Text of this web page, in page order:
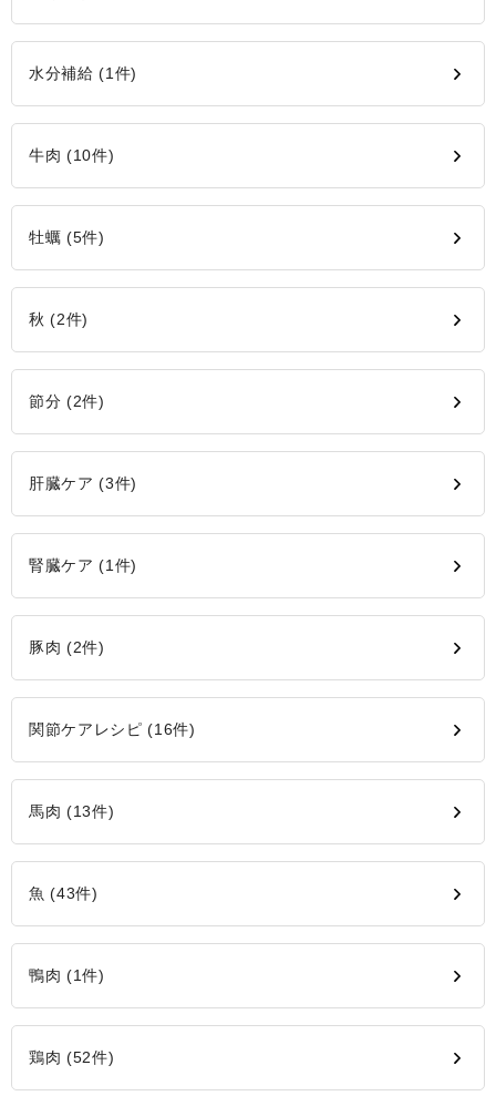
水分補給 (1件)
牛肉 (10件)
牡蠣 (5件)
秋 (2件)
節分 (2件)
肝臓ケア (3件)
腎臓ケア (1件)
豚肉 (2件)
関節ケアレシピ (16件)
馬肉 (13件)
魚 (43件)
鴨肉 (1件)
鶏肉 (52件)